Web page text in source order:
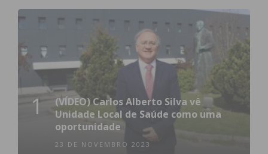
1
(VÍDEO) Carlos Alberto Silva vê
Unidade Local de Saúde como uma
oportunidade
23 DE NOVEMBRO 2023